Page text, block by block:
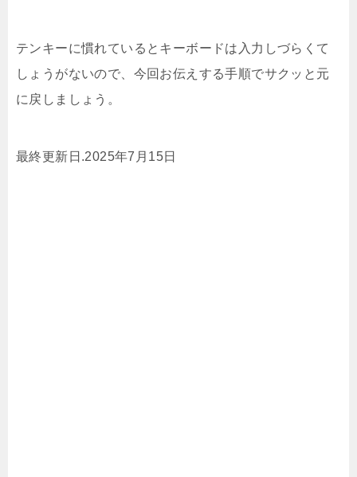
テンキーに慣れているとキーボードは入力しづらくて
しょうがないので、今回お伝えする手順でサクッと元
に戻しましょう。
最終更新日.2025年7月15日